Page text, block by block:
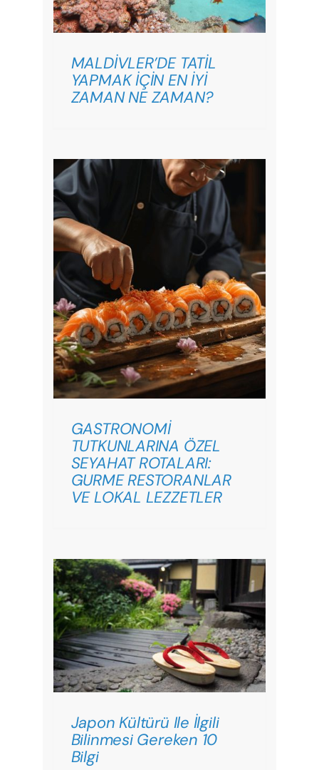
MALDİVLER’DE TATİL
YAPMAK İÇİN EN İYİ
ZAMAN NE ZAMAN?
GASTRONOMİ
TUTKUNLARINA ÖZEL
SEYAHAT ROTALARI:
GURME RESTORANLAR
VE LOKAL LEZZETLER
Japon Kültürü Ile İlgili
Bilinmesi Gereken 10
Bilgi